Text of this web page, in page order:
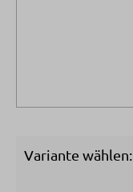
Variante wählen: